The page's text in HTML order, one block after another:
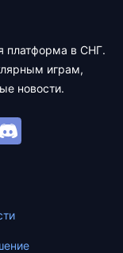
платформа в СНГ.
играм,
новости.